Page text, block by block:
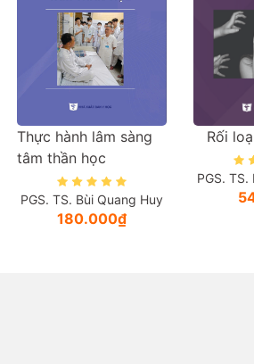
Thực hành lâm sàng
tâm thần học
PGS. TS. Bùi Quang Huy
180.000₫
Rối
PGS.